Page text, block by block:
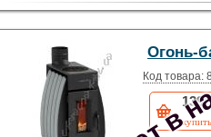
Нет в
Огонь-
Код товара:
купить